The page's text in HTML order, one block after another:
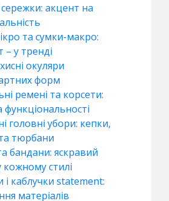
акцент на
та сумки-макро:
– у тренді
окуляри
форм
ремені та корсети:
функціональності
головні убори: кепки,
тюрбани
бандани: яскравий
кожному стилі
і каблучки statement:
матеріалів